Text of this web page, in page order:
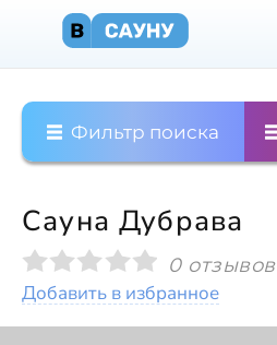
Фильтр поиска
Сауна Дубрава
0 отзывов
Добавить в избранное